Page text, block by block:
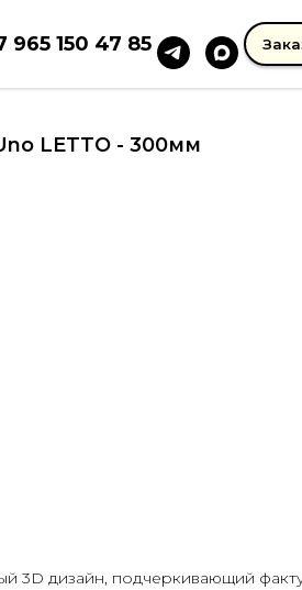
965 150 47 85
LETTO - 300мм
3D дизайн, подчеркивающий